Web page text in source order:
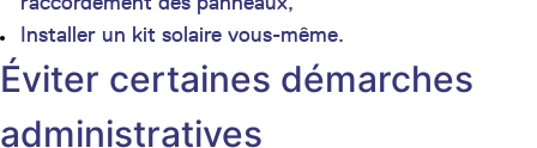
Installer un kit solaire vous-même.
Éviter certaines démarches
administratives